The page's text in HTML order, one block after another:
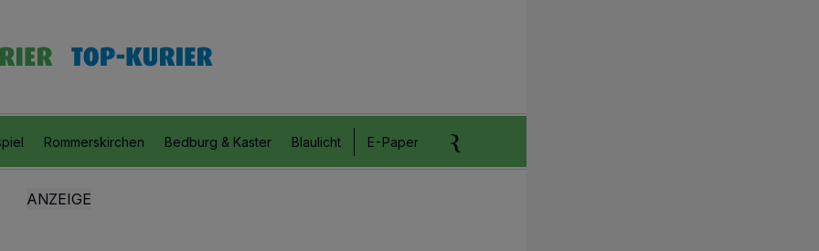
Rommerskirchen Bedburg & Kaster Blaulicht E-Paper Anzeigen aufgeben